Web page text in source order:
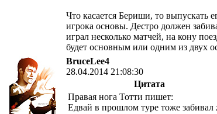
Что касается Бериши, то выпускать
игрока основы. Дестро должен
играл несколько матчей, на кону
будет основным или одним из двух
BruceLee4
28.04.2014 21:08:30
Цитата
Правая нога Тотти пишет:
Едвай в прошлом туре тоже забивал